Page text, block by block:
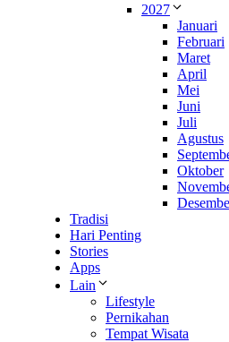
2027
Januari
Februari
Maret
April
Mei
Juni
Juli
Agustus
Oktober
Tradisi
Hari Penting
Stories
Apps
Lain
Lifestyle
Pernikahan
Tempat Wisata